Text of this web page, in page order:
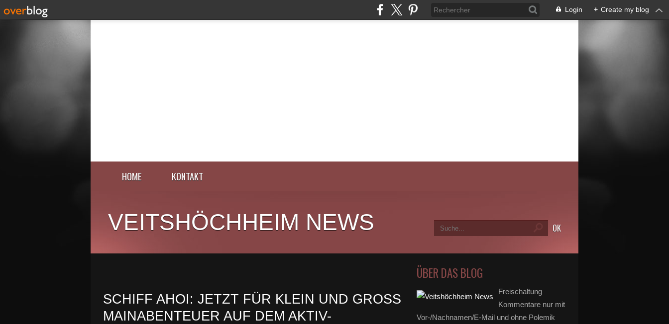
Login + Create my blog
HOME KONTAKT
VEITSHÖCHHEIM NEWS
SCHIFF AHOI: JETZT FÜR KLEIN UND GROSS M
AINABENTEUER AUF DEM AKTIV-S
ÜBER DAS BLOG
Freischaltung
Kommentare nur mit
Vor-/Nachnamen/E-Mail und ohne Polemik